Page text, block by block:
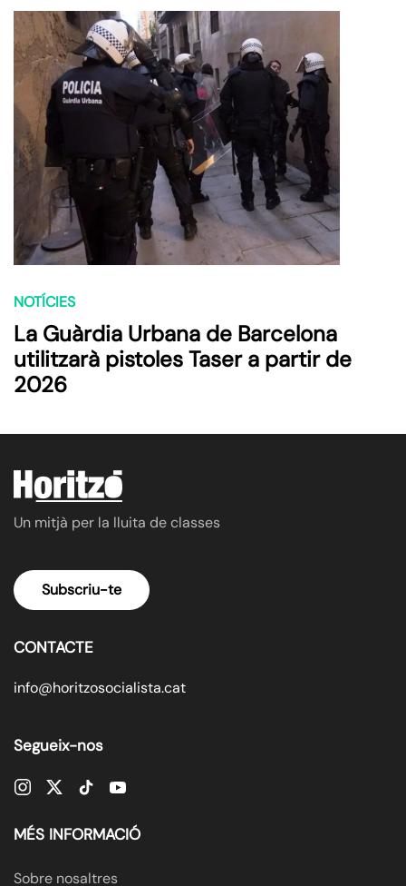
NOTÍCIES
La Guàrdia Urbana de Barcelona
utilitzarà pistoles Taser a partir de
2026
Un mitjà per la lluita de classes
Subscriu-te
CONTACTE
info@horitzosocialista.cat
Segueix-nos
MÉS INFORMACIÓ
Sobre nosaltres